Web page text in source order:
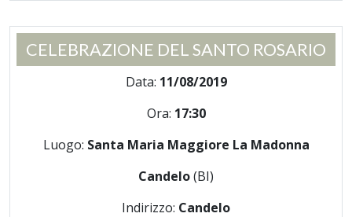
CELEBRAZIONE DEL SANTO ROSARIO
Data: 11/08/2019
Ora: 17:30
Luogo: Santa Maria Maggiore La Madonna
Candelo(BI)
Indirizzo: Candelo